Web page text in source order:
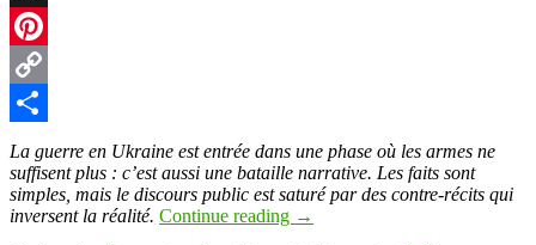
X
Pinterest
Copy
Link
Partager
La guerre en Ukraine est entrée dans une phase où les armes ne
suffisent plus : c’est aussi une bataille narrative. Les faits sont
simples, mais le discours public est saturé par des contre-récits qui
inversent la réalité. Continue reading →